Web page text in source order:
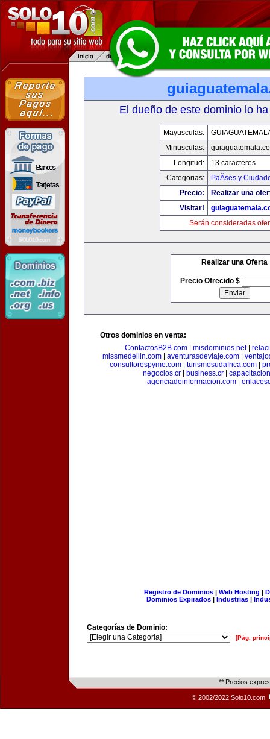
El dueño de este dominio lo
Mayusculas:
Minusculas:
Longitud:
13 caracteres
Categorias:
PaÃ­ses y
Precio:
Realizar una
Visitar!
Serán consideradas
Realizar una Oferta
Precio Ofrecido $
Otros dominios en venta:
ContactosB2B.com
misdominios.net|
missmedellin.com
aventurasdeviaje.com
consultorespyme.com| turismosudafrica.com|
negocios.cr| business.cr|
agenciadeinformacion.com
Registro de Dominios| Web Hosting |
Dominios Expirados | Industrias |
Categorías de Dominio:
[Pág.
** Precios
© 2002/2022 Solo10.com